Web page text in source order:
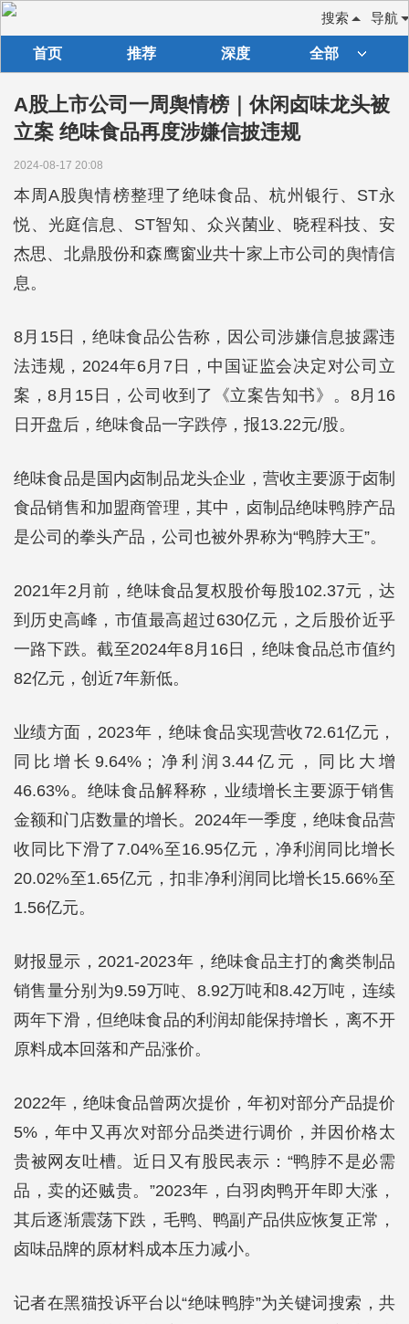
导航
搜索
首页 推荐 深度 全部
A股上市公司一周舆情榜｜休闲卤味龙头被
立案 绝味食品再度涉嫌信披违规
2024-08-17 20:08
本周A股舆情榜整理了绝味食品、杭州银行、ST永
悦、光庭信息、ST智知、众兴菌业、晓程科技、安
杰思、北鼎股份和森鹰窗业共十家上市公司的舆情信
息。
8月15日，绝味食品公告称，因公司涉嫌信息披露违
法违规，2024年6月7日，中国证监会决定对公司立
案，8月15日，公司收到了《立案告知书》。8月16
日开盘后，绝味食品一字跌停，报13.22元/股。
绝味食品是国内卤制品龙头企业，营收主要源于卤制
食品销售和加盟商管理，其中，卤制品绝味鸭脖产品
是公司的拳头产品，公司也被外界称为“鸭脖大王”。
2021年2月前，绝味食品复权股价每股102.37元，达
到历史高峰，市值最高超过630亿元，之后股价近乎
一路下跌。截至2024年8月16日，绝味食品总市值约
82亿元，创近7年新低。
业绩方面，2023年，绝味食品实现营收72.61亿元，
同比增长9.64%；净利润3.44亿元，同比大增
46.63%。绝味食品解释称，业绩增长主要源于销售
金额和门店数量的增长。2024年一季度，绝味食品营
收同比下滑了7.04%至16.95亿元，净利润同比增长
20.02%至1.65亿元，扣非净利润同比增长15.66%至
1.56亿元。
财报显示，2021-2023年，绝味食品主打的禽类制品
销售量分别为9.59万吨、8.92万吨和8.42万吨，连续
两年下滑，但绝味食品的利润却能保持增长，离不开
原料成本回落和产品涨价。
2022年，绝味食品曾两次提价，年初对部分产品提价
5%，年中又再次对部分品类进行调价，并因价格太
贵被网友吐槽。近日又有股民表示：“鸭脖不是必需
品，卖的还贼贵。”2023年，白羽肉鸭开年即大涨，
其后逐渐震荡下跌，毛鸭、鸭副产品供应恢复正常，
卤味品牌的原材料成本压力减小。
记者在黑猫投诉平台以“绝味鸭脖”为关键词搜索，共